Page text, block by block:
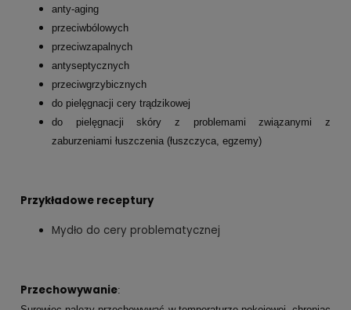
anty-aging
przeciwbólowych
przeciwzapalnych
antyseptycznych
przeciwgrzybicznych
do pielęgnacji cery trądzikowej
do pielęgnacji skóry z problemami związanymi z
zaburzeniami łuszczenia (łuszczyca, egzemy)
Przykładowe receptury
Mydło do cery problematycznej
Przechowywanie: